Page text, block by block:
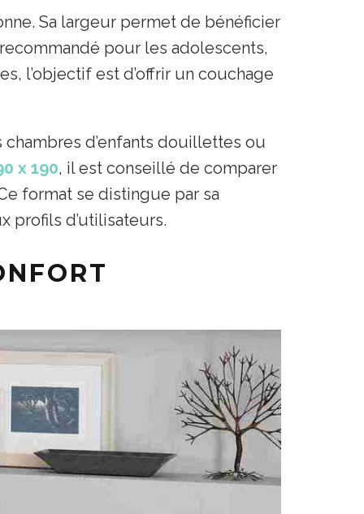
Sa largeur permet de bénéficier
pour les adolescents,
l’objectif est d’offrir un couchage
d’enfants douillettes ou
x 190, il est conseillé de comparer
format se distingue par sa
profils d’utilisateurs.